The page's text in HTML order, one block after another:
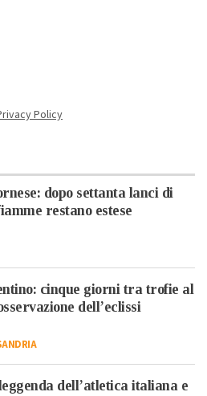
Policy
dopo settanta lanci di
restano estese
cinque giorni tra trofie al
dell’eclissi
dell’atletica italiana e